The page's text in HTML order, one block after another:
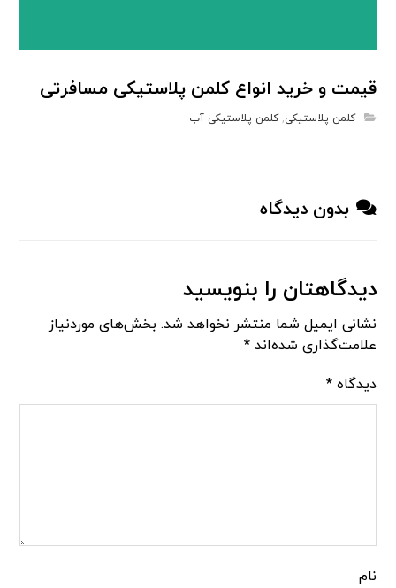
قیمت و خرید انواع کلمن پلاستیکی مسافرتی
کلمن پلاستیکی,کلمن پلاستیکی آب
بدون دیدگاه
دیدگاهتان را بنویسید
نشانی ایمیل شما منتشر نخواهد شد. بخش‌های موردنیاز
علامت‌گذاری شده‌اند*
دیدگاه*
نام